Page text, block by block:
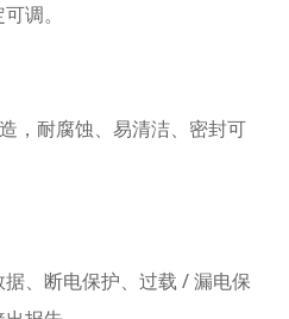
调。
，耐腐蚀、易清洁、密封可
、断电保护、过载 / 漏电保